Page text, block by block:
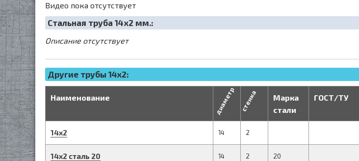
Видео пока отсутствует
Cтальная труба 14х2 мм.:
Описание отсутствует
Другие трубы 14x2:
Наименование диаметр стенка
Марка
стали
ГОСТ/ТУ
14х2 14 2
14х2 сталь 20 14 2 20